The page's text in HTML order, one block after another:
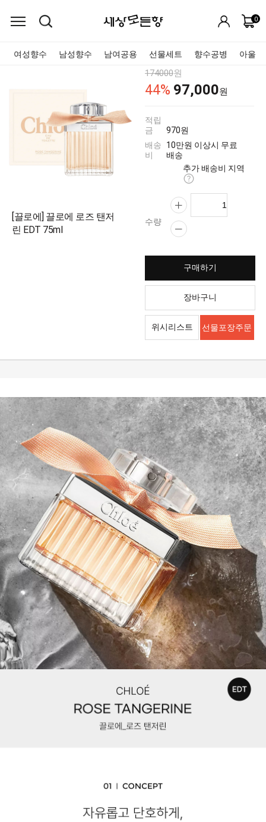
0
여성향수 남성향수 남여공용 선물세트 향수공병 아울렛
[끌로에] 끌로에 로즈 탠저
린 EDT 75ml
174000원
44% 97,000원
적립
금
970원
배송
비
10만원 이상시 무료
배송
추가 배송비 지역
수량
구매하기
장바구니
위시리스트 선물포장주문